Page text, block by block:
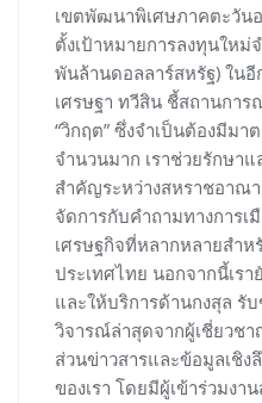
เขตพัฒนาพิเศษภาคตะวันอ
ตั้งเป้าหมายการลงทุนให
พันล้านดอลลาร์สหรัฐ) ใน
เศรษฐา ทวีสิน ชี้สถานกา
“วิกฤต” ซึ่งจำเป็นต้องมีมา
จำนวนมาก เราช่วยรักษ
สำคัญระหว่างสหราชอาณา
จัดการกับคำถามทางการเ
เศรษฐกิจที่หลากหลายสำ
ประเทศไทย นอกจากนี้เร
และให้บริการด้านกงสุล รั
วิจารณ์ล่าสุดจากผู้เชี่ยวช
ส่วนข่าวสารและข้อมูลเชิง
ของเรา โดยมีผู้เข้าร่วมง